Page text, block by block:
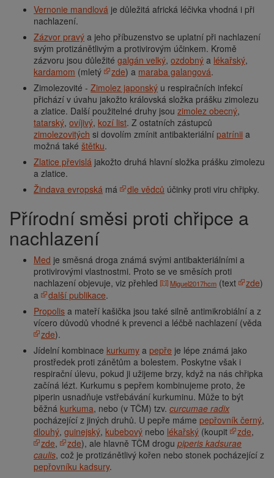
Vernonie mandlová je důležitá africká léčivka vhodná i při
nachlazení.
Zázvor pravý a jeho příbuzenstvo se uplatní při nachlazení
svým protizánětlivým a protivirovým účinkem. Kromě
zázvoru jsou důležité galgán velký, ozdobný a lékařský,
kardamom (mletý zde) a maraba galangová.
Zimolezovité - Zimolez japonský u respiračních infekcí
přichází v úvahu jakožto královská složka prášku zimolezu
a zlatice. Další použitelné druhy jsou zimolez obecný,
tatarský, ovíjivý, kozí list. Z ostatních zástupců
zimolezovitých si dovolím zmínit antibakteriální patrínii a
možná také štětku.
Zlatice převislá jakožto druhá hlavní složka prášku zimolezu
a zlatice.
Žindava evropská má dle vědců účinky proti viru chřipky.
Přírodní směsi proti chřipce a
nachlazení
Med je směsná droga známá svými antibakteriálními a
protivirovými vlastnostmi. Proto se ve směsích proti
nachlazení objevuje, viz přehled
Miguel2017hcm (text zde)
a
další publikace.
Propolis a mateří kašička jsou také silně antimikrobiální a z
vícero důvodů vhodné k prevenci a léčbě nachlazení (věda
zde).
Jídelní kombinace kurkumy a pepře je lépe známá jako
prostředek proti zánětům a bolestem. Poskytne však i
respirační úlevu, pokud ji užijeme brzy, když na nás chřipka
začíná lézt. Kurkumu s pepřem kombinujeme proto, že
piperin usnadňuje vstřebávání kurkuminu. Může to být
běžná kurkuma, nebo (v TČM) tzv. curcumae radix
pocházející z jiných druhů. U pepře máme pepřovník černý,
dlouhý, guinejský, kubebový nebo lékařský (koupit zde,
zde, zde), ale hlavně TČM drogu piperis kadsurae
caulis, což je protizánětlivý kořen nebo stonek pocházející z
pepřovníku kadsury.